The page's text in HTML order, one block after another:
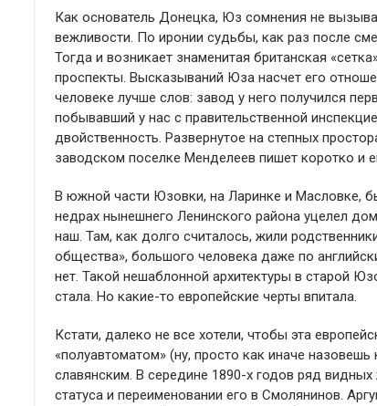
Как основатель Донецка, Юз сомнения не
вежливости. По иронии судьбы, как раз после
Тогда и возникает знаменитая британская
проспекты. Высказываний Юза насчет его
человеке лучше слов: завод у него получился
побывавший у нас с правительственной
двойственность. Развернутое на степных
заводском поселке Менделеев пишет коротко и
В южной части Юзовки, на Ларинке и Масловке,
недрах нынешнего Ленинского района уцелел
наш. Там, как долго считалось, жили
общества», большого человека даже по
нет. Такой нешаблонной архитектуры в старой
стала. Но какие-то европейские черты впитала.
Кстати, далеко не все хотели, чтобы эта
«полуавтоматом» (ну, просто как иначе
славянским. В середине 1890-х годов ряд
статуса и переименовании его в Смолянинов.